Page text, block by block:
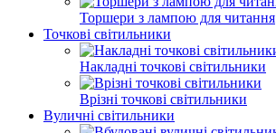
Торшери з лампою для читання
Точкові світильники
Накладні точкові світильники
Врізні точкові світильники
Вуличні світильники